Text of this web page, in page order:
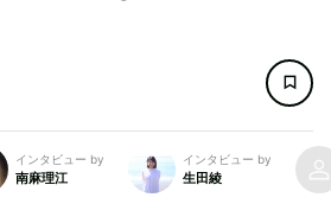
インタビュー by
南麻理江
インタビュー by
生田綾